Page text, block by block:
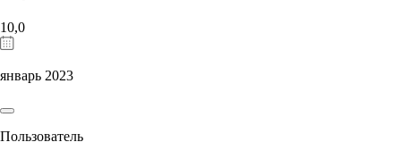
10,0
январь 2023
Пользователь